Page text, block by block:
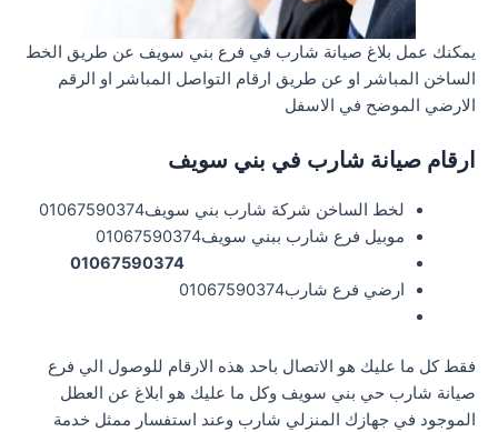
يمكنك عمل بلاغ صيانة شارب في فرع بني سويف عن طريق الخط
الساخن المباشر او عن طريق ارقام التواصل المباشر او الرقم
الارضي الموضح في الاسفل
ارقام صيانة شارب في بني سويف
لخط الساخن شركة شارب بني سويف01067590374
موبيل فرع شارب ببني سويف01067590374
ارضي فرع شارب01067590374
فقط كل ما عليك هو الاتصال باحد هذه الارقام للوصول الي فرع
صيانة شارب حي بني سويف وكل ما عليك هو ابلاغ عن العطل
الموجود في جهازك المنزلي شارب وعند استفسار ممثل خدمة